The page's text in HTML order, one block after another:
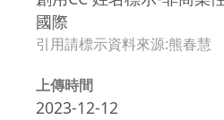
國際
引用請標示資料來源:熊春慧
上傳時間
2023-12-12